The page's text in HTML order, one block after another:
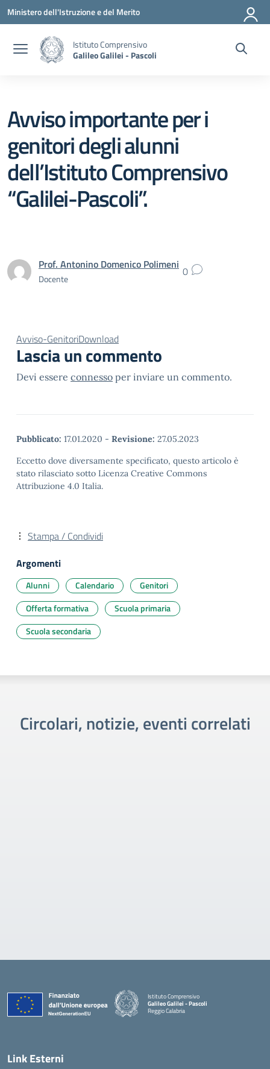
Vai ai contenuti
Vai al menu di navigazione
Vai al footer
Ministero dell'Istruzione e del Merito
Istituto Comprensivo
Galileo Galilei - Pascoli
Avviso importante per i
genitori degli alunni
dell’Istituto Comprensivo
“Galilei-Pascoli”.
Prof. Antonino Domenico Polimeni
Docente 0
Avviso-GenitoriDownload
Lascia un commento
Devi essere connesso per inviare un commento.
Pubblicato: 17.01.2020 - Revisione: 27.05.2023
Eccetto dove diversamente specificato, questo articolo è
stato rilasciato sotto Licenza Creative Commons
Attribuzione 4.0 Italia.
Stampa / Condividi
Argomenti
Alunni Calendario
Genitori
Offerta formativa
Scuola primaria
Scuola secondaria
Circolari, notizie, eventi correlati
Istituto Comprensivo
Galileo Galilei - Pascoli
Reggio Calabria
Link Esterni